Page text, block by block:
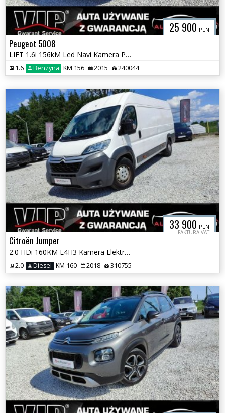
25 900 PLN
Peugeot 5008
LIFT 1.6i 156kM Led Navi Kamera Panorama 7 Osób Super Stan GWARANCJA
1.6 Benzyna KM 156 2015 240044
33 900 PLN
FAKTURA VAT
Citroën Jumper
2.0 HDi 160KM L4H3 Kamera Elektryka Fv Vat Gotowy Do Pracy GWARANCJA!!
2.0 Diesel KM 160 2018 310755